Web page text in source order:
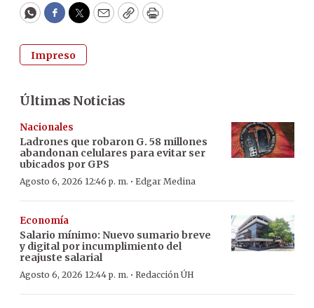
WhatsApp
Facebook
Twitter
EmailCopyPrint
Impreso
Últimas Noticias
Nacionales
Ladrones que robaron G. 58 millones
abandonan celulares para evitar ser
ubicados por GPS
Agosto 6, 2026 12:46 p. m. · Edgar Medina
Economía
Salario mínimo: Nuevo sumario breve
y digital por incumplimiento del
reajuste salarial
Agosto 6, 2026 12:44 p. m. · Redacción ÚH